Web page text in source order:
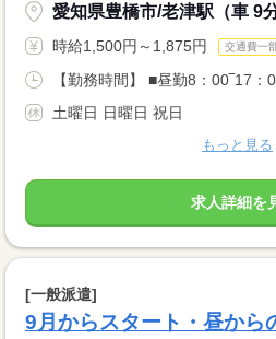
愛知県豊橋市/老津駅（車 9分
時給1,500円～1,875円 交通費一
【勤務時間】 ■昼勤8：00‾17：
土曜日 日曜日 祝日
もっと見る
求人詳細を
[一般派遣]
9月からスタート・昼から